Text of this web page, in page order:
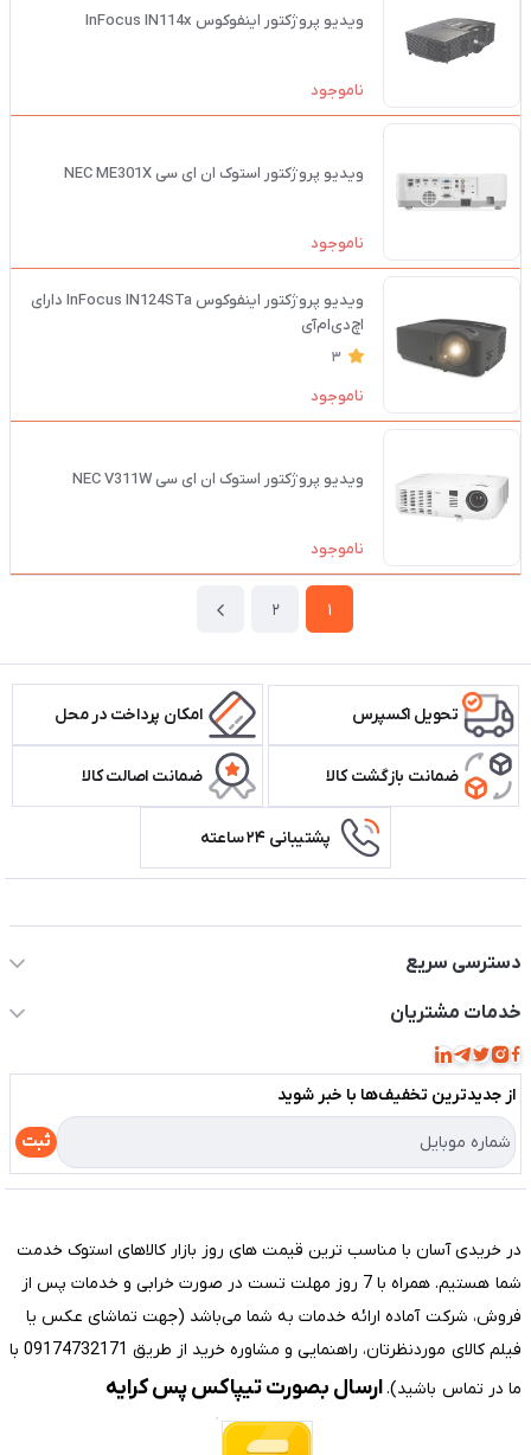
ویدیو پروژکتور اینفوکوس InFocus IN114x
ناموجود
ویدیو پروژکتور استوک ان ای سی NEC ME301X
ناموجود
ویدیو پروژکتور اینفوکوس InFocus IN124STa دارای
اچ‌دی‌ام‌آی
3
ناموجود
ویدیو پروژکتور استوک ان ای سی NEC V311W
ناموجود
1
2
تحویل اکسپرس امکان پرداخت در محل
ضمانت بازگشت کالا ضمانت اصالت کالا
پشتیبانی ۲۴ ساعته
دسترسی سریع
حساب کاربری
مجله فروشگاه
لیست محصولات
درباره ما
تماس با ما
خدمات مشتریان
قوانین و مقررات
حریم خصوصی
راهنما
از جدید‌ترین تخفیف‌ها با‌ خبر شوید
ثبت
در خریدی آسان با مناسب ترین قیمت های روز بازار کالاهای استوک خدمت
شما هستیم. همراه با 7 روز مهلت تست در صورت خرابی و خدمات پس از
فروش، شرکت آماده ارائه خدمات به شما می‌باشد (جهت تماشای عکس یا
فیلم کالای موردنظرتان، راهنمایی و مشاوره خرید از طریق 09174732171 با
ما در تماس باشید).ارسال بصورت تیپاکس پس کرایه